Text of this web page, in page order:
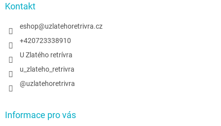
Kontakt
eshop@uzlatehoretrivra.cz
+420723338910
U Zlatého retrívra
u_zlateho_retrivra
@uzlatehoretrivra
Informace pro vás